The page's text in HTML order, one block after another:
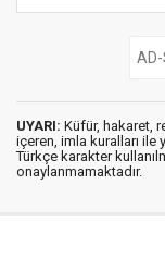
UYARI: Küfür, hakaret,
içeren, imla kuralları ile
Türkçe karakter
onaylanmamaktadır.